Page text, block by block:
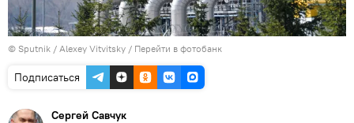
© Sputnik / Alexey Vitvitsky / Перейти в фотобанк
Подписаться
Сергей Савчук